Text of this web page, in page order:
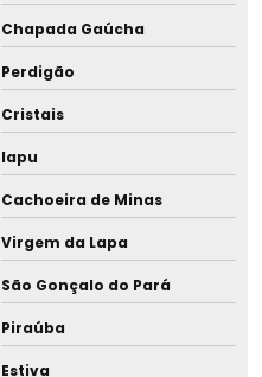
Chapada Gaúcha
Perdigão
Cristais
Iapu
Cachoeira de Minas
Virgem da Lapa
São Gonçalo do Pará
Piraúba
Estiva